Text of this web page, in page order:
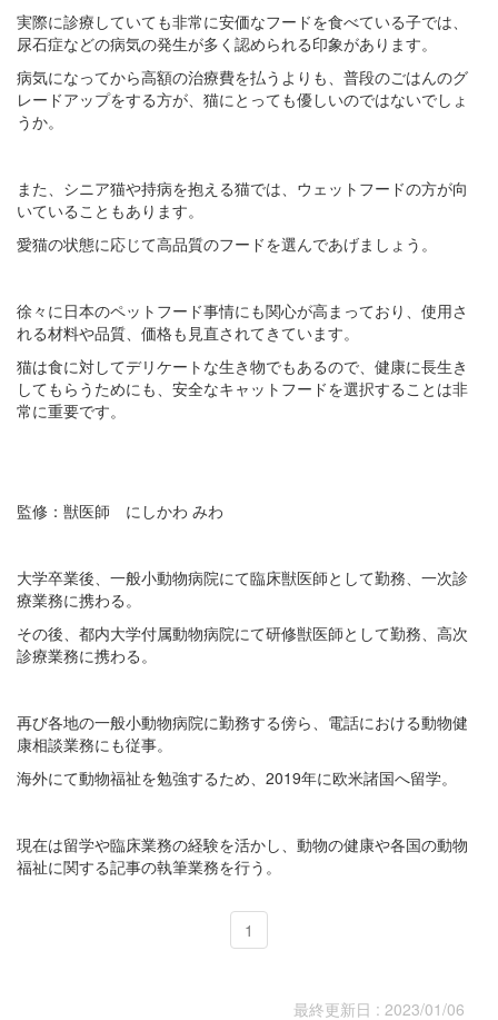
実際に診療していても非常に安価なフードを食べている子では、
尿石症などの病気の発生が多く認められる印象があります。
病気になってから高額の治療費を払うよりも、普段のごはんのグ
レードアップをする方が、猫にとっても優しいのではないでしょ
うか。
また、シニア猫や持病を抱える猫では、ウェットフードの方が向
いていることもあります。
愛猫の状態に応じて高品質のフードを選んであげましょう。
徐々に日本のペットフード事情にも関心が高まっており、使用さ
れる材料や品質、価格も見直されてきています。
猫は食に対してデリケートな生き物でもあるので、健康に長生き
してもらうためにも、安全なキャットフードを選択することは非
常に重要です。
監修：獣医師 にしかわ みわ
大学卒業後、一般小動物病院にて臨床獣医師として勤務、一次診
療業務に携わる。
その後、都内大学付属動物病院にて研修獣医師として勤務、高次
診療業務に携わる。
再び各地の一般小動物病院に勤務する傍ら、電話における動物健
康相談業務にも従事。
海外にて動物福祉を勉強するため、2019年に欧米諸国へ留学。
現在は留学や臨床業務の経験を活かし、動物の健康や各国の動物
福祉に関する記事の執筆業務を行う。
1
最終更新日 : 2023/01/06